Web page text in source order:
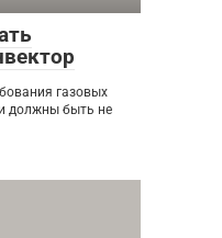
газовых
должны быть не